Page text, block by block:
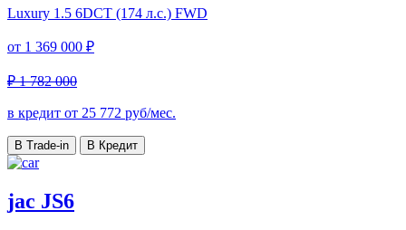
Luxury 1.5 6DCT (174 л.с.) FWD
от 1 369 000 ₽
₽ 1 782 000
в кредит от 25 772 руб/мес.
В Trade-in В Кредит
jac JS6